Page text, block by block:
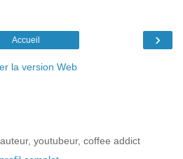
›
Accueil
la version Web
youtubeur, coffee addict